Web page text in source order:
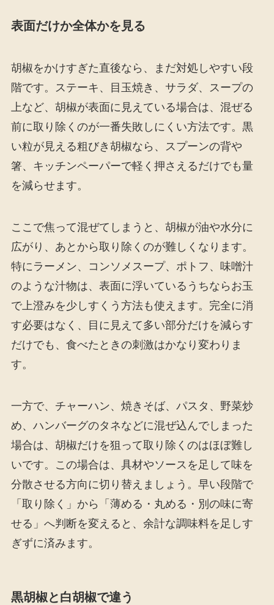
表面だけか全体かを見る
胡椒をかけすぎた直後なら、まだ対処しやすい段
階です。ステーキ、目玉焼き、サラダ、スープの
上など、胡椒が表面に見えている場合は、混ぜる
前に取り除くのが一番失敗しにくい方法です。黒
い粒が見える粗びき胡椒なら、スプーンの背や
箸、キッチンペーパーで軽く押さえるだけでも量
を減らせます。
ここで焦って混ぜてしまうと、胡椒が油や水分に
広がり、あとから取り除くのが難しくなります。
特にラーメン、コンソメスープ、ポトフ、味噌汁
のような汁物は、表面に浮いているうちならお玉
で上澄みを少しすくう方法も使えます。完全に消
す必要はなく、目に見えて多い部分だけを減らす
だけでも、食べたときの刺激はかなり変わりま
す。
一方で、チャーハン、焼きそば、パスタ、野菜炒
め、ハンバーグのタネなどに混ぜ込んでしまった
場合は、胡椒だけを狙って取り除くのはほぼ難し
いです。この場合は、具材やソースを足して味を
分散させる方向に切り替えましょう。早い段階で
「取り除く」から「薄める・丸める・別の味に寄
せる」へ判断を変えると、余計な調味料を足しす
ぎずに済みます。
黒胡椒と白胡椒で違う